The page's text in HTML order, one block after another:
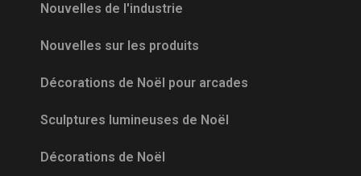
Nouvelles de l'industrie
Nouvelles sur les produits
Décorations de Noël pour arcades
Sculptures lumineuses de Noël
Décorations de Noël